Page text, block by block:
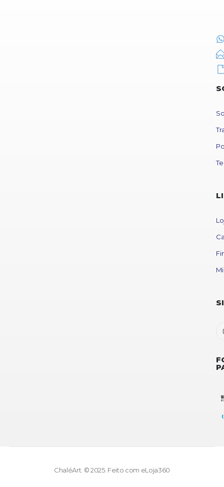
ChaléArt. © 2025. Feito com eLoja360